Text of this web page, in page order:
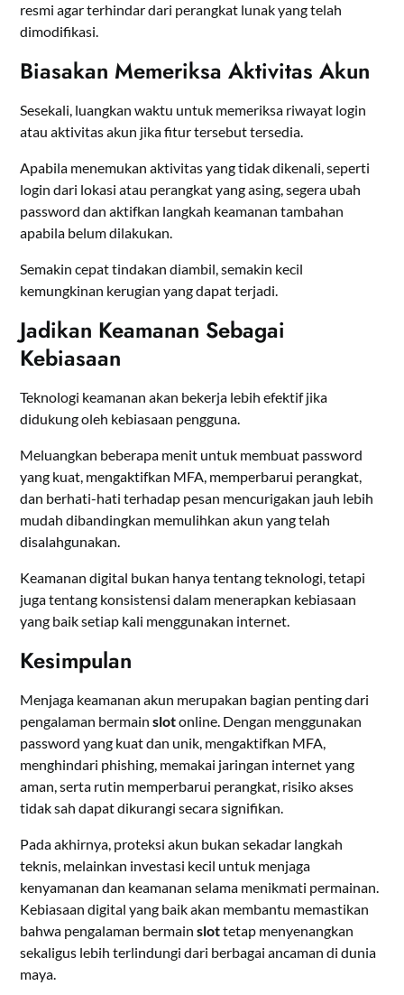
resmi agar terhindar dari perangkat lunak yang telah
dimodifikasi.
Biasakan Memeriksa Aktivitas Akun
Sesekali, luangkan waktu untuk memeriksa riwayat login
atau aktivitas akun jika fitur tersebut tersedia.
Apabila menemukan aktivitas yang tidak dikenali, seperti
login dari lokasi atau perangkat yang asing, segera ubah
password dan aktifkan langkah keamanan tambahan
apabila belum dilakukan.
Semakin cepat tindakan diambil, semakin kecil
kemungkinan kerugian yang dapat terjadi.
Jadikan Keamanan Sebagai
Kebiasaan
Teknologi keamanan akan bekerja lebih efektif jika
didukung oleh kebiasaan pengguna.
Meluangkan beberapa menit untuk membuat password
yang kuat, mengaktifkan MFA, memperbarui perangkat,
dan berhati-hati terhadap pesan mencurigakan jauh lebih
mudah dibandingkan memulihkan akun yang telah
disalahgunakan.
Keamanan digital bukan hanya tentang teknologi, tetapi
juga tentang konsistensi dalam menerapkan kebiasaan
yang baik setiap kali menggunakan internet.
Kesimpulan
Menjaga keamanan akun merupakan bagian penting dari
pengalaman bermainslotonline. Dengan menggunakan
password yang kuat dan unik, mengaktifkan MFA,
menghindari phishing, memakai jaringan internet yang
aman, serta rutin memperbarui perangkat, risiko akses
tidak sah dapat dikurangi secara signifikan.
Pada akhirnya, proteksi akun bukan sekadar langkah
teknis, melainkan investasi kecil untuk menjaga
kenyamanan dan keamanan selama menikmati permainan.
Kebiasaan digital yang baik akan membantu memastikan
bahwa pengalaman bermainslottetap menyenangkan
sekaligus lebih terlindungi dari berbagai ancaman di dunia
maya.